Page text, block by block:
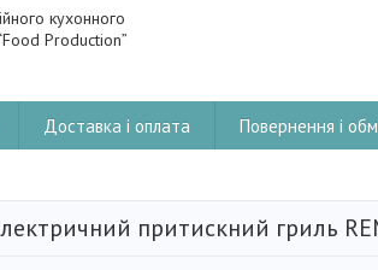
кухонного
Production”
Доставка і оплата Повернення і
притискний гриль